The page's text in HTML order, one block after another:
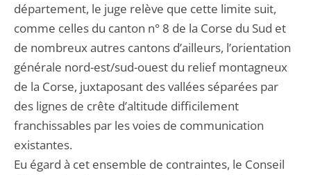
département, le juge relève que cette limite suit,
comme celles du canton n° 8 de la Corse du Sud et
de nombreux autres cantons d’ailleurs, l’orientation
générale nord-est/sud-ouest du relief montagneux
de la Corse, juxtaposant des vallées séparées par
des lignes de crête d’altitude difficilement
franchissables par les voies de communication
existantes.
Eu égard à cet ensemble de contraintes, le Conseil